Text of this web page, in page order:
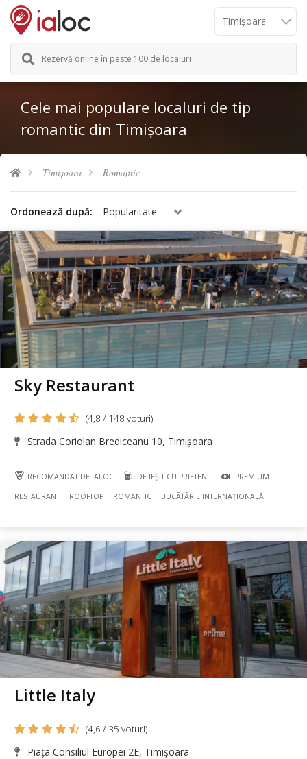
Rezervă online în peste 100 de localuri
Cele mai populare localuri de tip
romantic din Timișoara
Timișoara Romantic
Ordonează după: Popularitate
Sky Restaurant
(4,8 / 148 voturi)
Strada Coriolan Brediceanu 10, Timișoara
RECOMANDAT DE IALOC DE IEȘIT CU PRIETENII PREMIUM
RESTAURANT ROOFTOP ROMANTIC BUCÃTÃRIE INTERNAȚIONALĂ
Little Italy
(4,6 / 35 voturi)
Piața Consiliul Europei 2E, Timișoara